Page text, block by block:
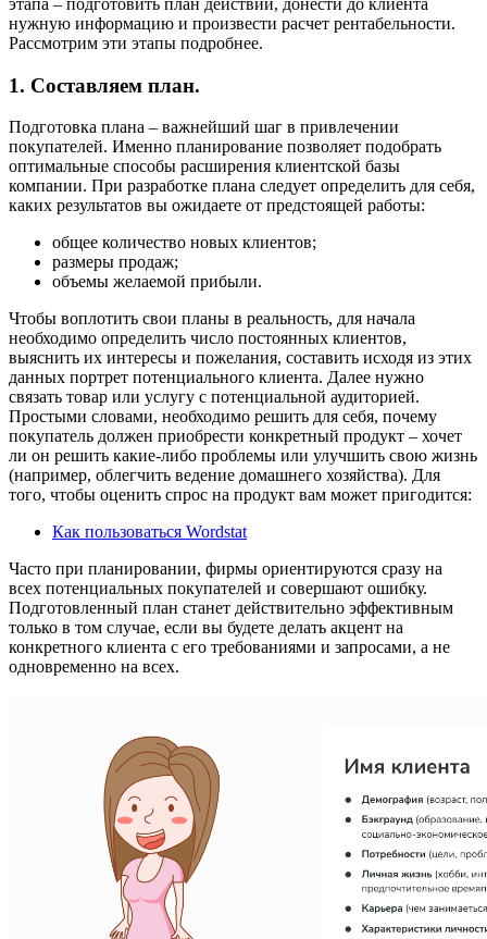
нужную информацию и произвести расчет рентабельности.
Рассмотрим эти этапы подробнее.
1. Составляем план.
Подготовка плана – важнейший шаг в привлечении
покупателей. Именно планирование позволяет подобрать
оптимальные способы расширения клиентской базы
компании. При разработке плана следует определить для себя,
каких результатов вы ожидаете от предстоящей работы:
общее количество новых клиентов;
размеры продаж;
объемы желаемой прибыли.
Чтобы воплотить свои планы в реальность, для начала
необходимо определить число постоянных клиентов,
выяснить их интересы и пожелания, составить исходя из этих
данных портрет потенциального клиента. Далее нужно
связать товар или услугу с потенциальной аудиторией.
Простыми словами, необходимо решить для себя, почему
покупатель должен приобрести конкретный продукт – хочет
ли он решить какие-либо проблемы или улучшить свою жизнь
(например, облегчить ведение домашнего хозяйства). Для
того, чтобы оценить спрос на продукт вам может пригодится:
Как пользоваться Wordstat
Часто при планировании, фирмы ориентируются сразу на
всех потенциальных покупателей и совершают ошибку.
Подготовленный план станет действительно эффективным
только в том случае, если вы будете делать акцент на
конкретного клиента с его требованиями и запросами, а не
одновременно на всех.